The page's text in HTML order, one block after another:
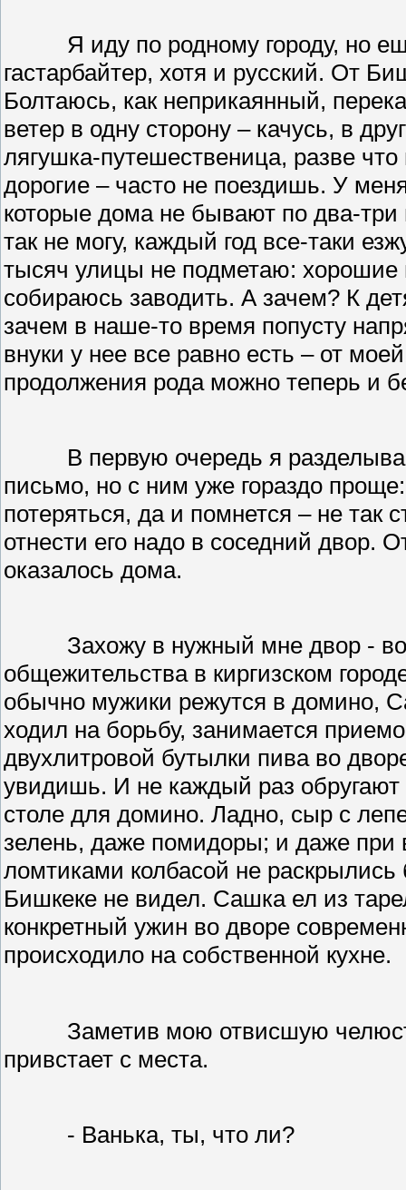
Я иду по родному городу, но
гастарбайтер, хотя и русский. От
Болтаюсь, как неприкаянный,
ветер в одну сторону – качусь, в
лягушка-путешественица, разве
дорогие – часто не поездишь. У
которые дома не бывают по два-
так не могу, каждый год все-таки
тысяч улицы не подметаю:
собираюсь заводить. А зачем? К
зачем в наше-то время попусту
внуки у нее все равно есть – от
продолжения рода можно теперь и
В первую очередь я
письмо, но с ним уже гораздо
потеряться, да и помнется – не
отнести его надо в соседний двор.
оказалось дома.
Захожу в нужный мне двор -
общежительства в киргизском
обычно мужики режутся в домино,
ходил на борьбу, занимается
двухлитровой бутылки пива во
увидишь. И не каждый раз
столе для домино. Ладно, сыр с
зелень, даже помидоры; и даже при
ломтиками колбасой не
Бишкеке не видел. Сашка ел из
конкретный ужин во дворе
происходило на собственной кухне.
Заметив мою отвисшую
привстает с места.
- Ванька, ты, что ли?